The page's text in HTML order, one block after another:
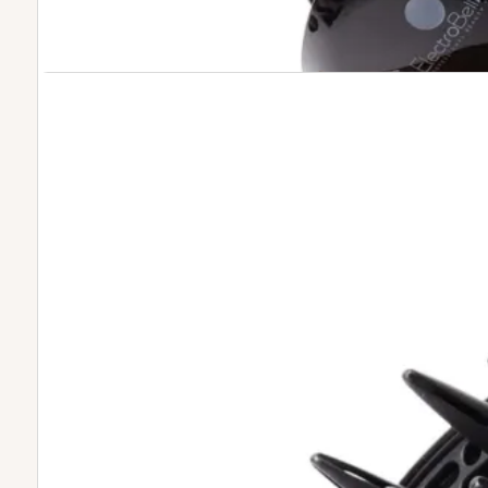
a tus
materiales de alta
ideal para cabello